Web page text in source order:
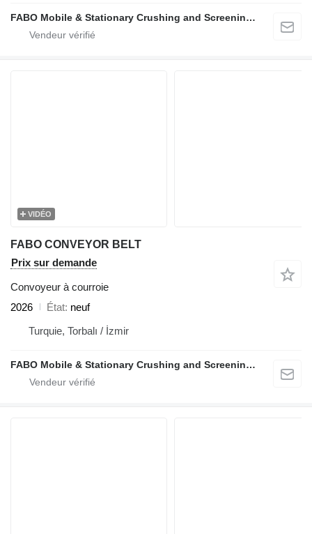
FABO Mobile & Stationary Crushing and Screening Plants | Concrete Batching Plants Manufacturer
VIDÉO
FABO CONVEYOR BELT
Prix sur demande
Convoyeur à courroie
2026
État neuf
Turquie, Torbalı / İzmir
FABO Mobile & Stationary Crushing and Screening Plants | Concrete Batching Plants Manufacturer